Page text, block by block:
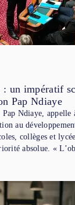
: un impératif
Pap Ndiaye
Ndiaye, appelle
au
collèges et
absolue. «